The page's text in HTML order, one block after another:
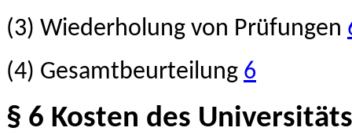
(3) Wiederholung von Prüfungen
(4) Gesamtbeurteilung 6
§ 6 Kosten des